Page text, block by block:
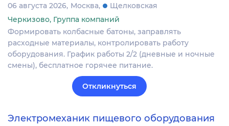
06 августа 2026 Москва
Щелковская
Черкизово, Группа компаний
Формировать колбасные батоны, заправлять
расходные материалы, контролировать работу
оборудования. График работы 2/2 (дневные и ночные
смены), бесплатное горячее питание.
Откликнуться
Электромеханик пищевого оборудования